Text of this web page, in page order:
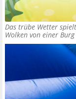
Das trübe Wetter
Wolken von einer